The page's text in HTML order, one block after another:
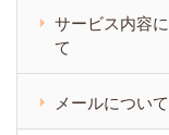
サービス内容
て
メールについて